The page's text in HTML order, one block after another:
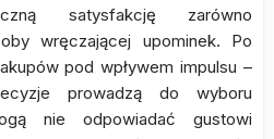
satysfakcję zarówno
wręczającej upominek. Po
pod wpływem impulsu –
prowadzą do wyboru
nie odpowiadać gustowi